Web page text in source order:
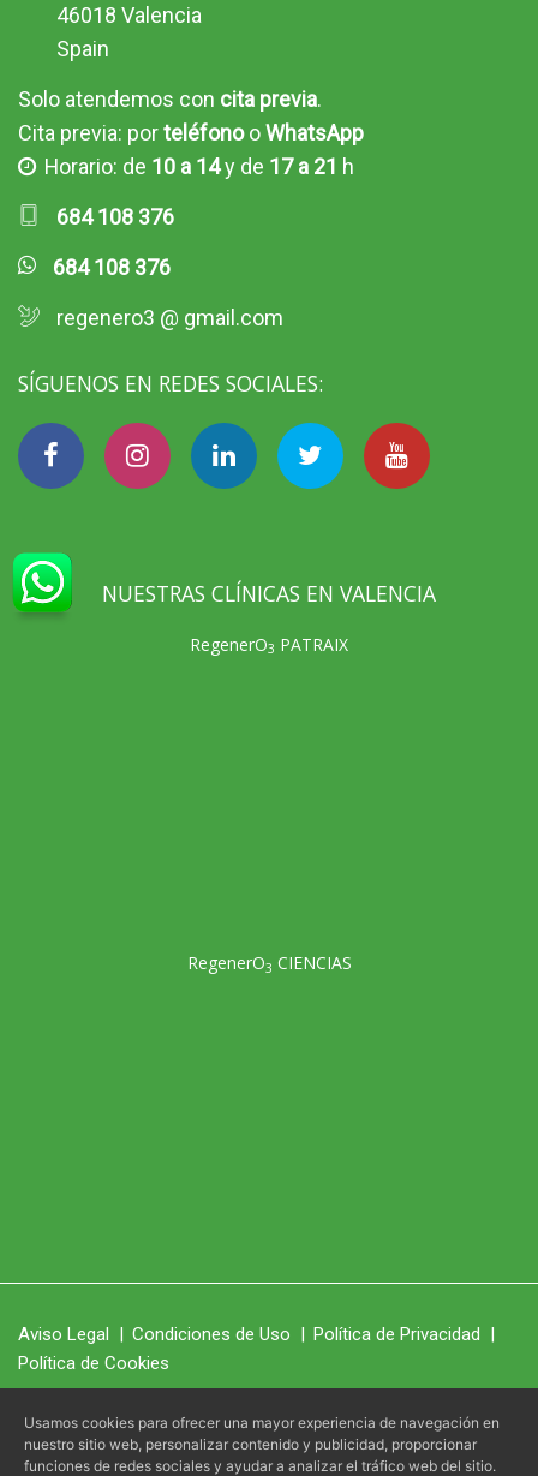
46018 Valencia
Spain
Solo atendemos con cita previa.
Cita previa: porteléfonooWhatsApp
Horario: de 10 a 14y de 17 a 21 h
684 108 376
684 108 376
regenero3 @ gmail.com
SÍGUENOS EN REDES SOCIALES:
NUESTRAS CLÍNICAS EN VALENCIA
RegenerO3 PATRAIX
RegenerO3 CIENCIAS
Aviso Legal Condiciones de Uso Política de Privacidad
Política de Cookies
© 2026 -RegenerO - Todos los derechos reservados.
Usamos cookies para ofrecer una mayor experiencia de navegación en
nuestro sitio web, personalizar contenido y publicidad, proporcionar
funciones de redes sociales y ayudar a analizar el tráfico web del sitio.